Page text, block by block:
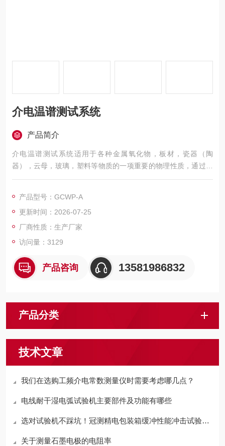
介电温谱测试系统
产品简介
介电温谱测试系统适用于各种金属氧化物，板材，瓷器（陶
器），云母，玻璃，塑料等物质的一项重要的物理性质，通过测
定可进一步了解影响介质损耗和介电常数的各种因素，为提高材
无机金属新材料性能的应用研究科研机关、高校、工厂等地方。
它是在特殊环境下，测量介质在该环境温度下的介电常数。
产品型号：GCWP-A
更新时间：2026-07-25
厂商性质：生产厂家
访问量：3129
产品咨询 13581986832
产品分类
技术文章
我们在选购工频介电常数测量仪时需要考虑哪几点？
电线耐干湿电弧试验机主要部件及功能有哪些
选对试验机不踩坑！冠测精电包装箱缓冲性能冲击试验机，口碑与品质双在线！
关于测量石墨电极的电阻率